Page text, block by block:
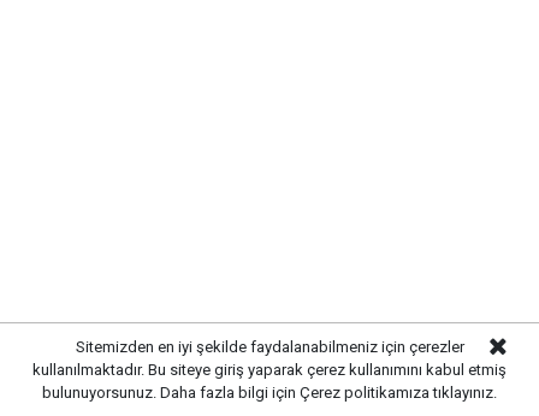
Sitemizden en iyi şekilde faydalanabilmeniz için çerezler
kullanılmaktadır. Bu siteye giriş yaparak çerez kullanımını kabul etmiş
bulunuyorsunuz. Daha fazla bilgi için Çerez politikamıza tıklayınız.